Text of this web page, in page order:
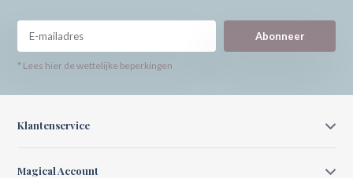
Abonneer
* Lees hier de wettelijke beperkingen
Klantenservice
Magical Account